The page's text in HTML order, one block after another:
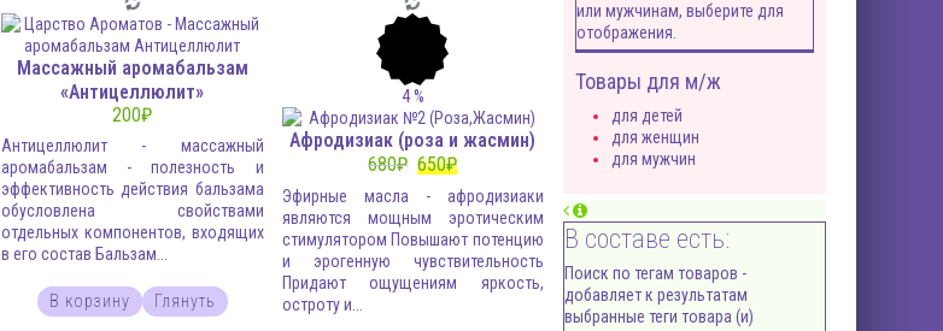
Массажный аромабальзам
«Антицеллюлит»
200₽
Антицеллюлит - массажный
аромабальзам - полезность и
эффективность действия бальзама
обусловлена свойствами
отдельных компонентов, входящих
в его состав Бальзам...
В корзину Глянуть
4%
Афродизиак (роза и жасмин)
680₽ 650₽
Эфирные масла - афродизиаки
являются мощным эротическим
стимулятором Повышают потенцию
и эрогенную чувствительность
Придают ощущениям яркость,
остроту и...
или мужчинам, выберите для
отображения.
Товары для м/ж
для детей
для женщин
для мужчин
В составе есть:
Поиск по тегам товаров -
добавляет к результатам
выбранные теги товара (и)